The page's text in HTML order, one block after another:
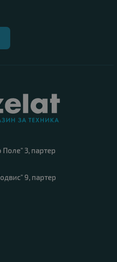
3, партер
9, партер